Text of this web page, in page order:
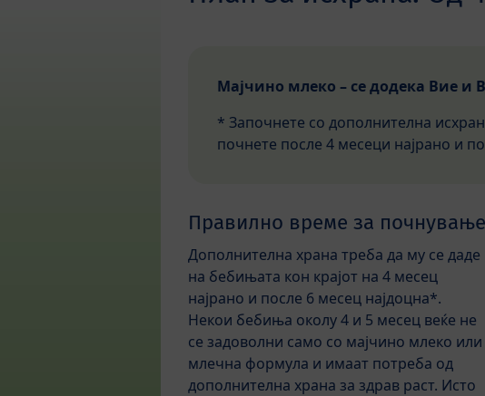
Мајчино млеко – се додека Вие и
* Започнете со дополнителна
почнете после 4 месеци најрано и
Правилно време за
Дополнителна храна треба да му се даде
на бебињата кон крајот на 4 месец
најрано и после 6 месец најдоцна*.
Некои бебиња околу 4 и 5 месец веќе не
се задоволни само со мајчино млеко или
млечна формула и имаат потреба од
дополнителна храна за здрав раст. Исто